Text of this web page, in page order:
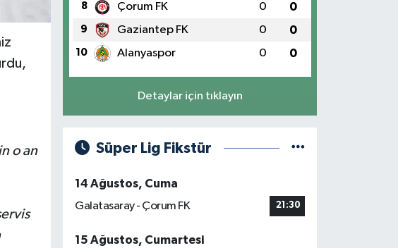
o an
8 Çorum FK 0 0
9 Gaziantep FK 0 0
10 Alanyaspor 0 0
Detaylar için tıklayın
Süper Lig Fikstür
14 Ağustos, Cuma
Galatasaray - Çorum FK
21:30
15 Ağustos, Cumartesi